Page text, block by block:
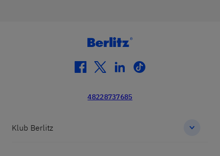
facebook
twitterlinkedin
tiktok
48228737685
Klub Berlitz